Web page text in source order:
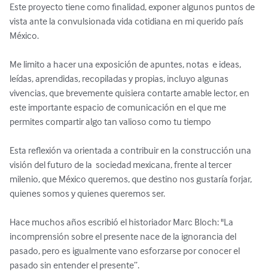
Este proyecto tiene como finalidad, exponer algunos puntos de
vista ante la convulsionada vida cotidiana en mi querido país
México.
Me limito a hacer una exposición de apuntes, notas  e ideas,
leídas, aprendidas, recopiladas y propias, incluyo algunas
vivencias, que brevemente quisiera contarte amable lector, en
este importante espacio de comunicación en el que me
permites compartir algo tan valioso como tu tiempo
Esta reflexión va orientada a contribuir en la construcción una
visión del futuro de la  sociedad mexicana, frente al tercer
milenio, que México queremos, que destino nos gustaría forjar,
quienes somos y quienes queremos ser.
Hace muchos años escribió el historiador Marc Bloch: "La
incomprensión sobre el presente nace de la ignorancia del
pasado, pero es igualmente vano esforzarse por conocer el
pasado sin entender el presente”.